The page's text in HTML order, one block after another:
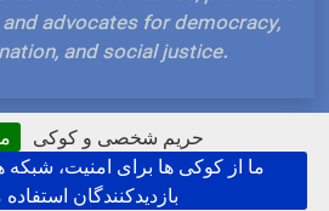
حریم شخصی و کوکی
ما از کوکی ها برای امنیت، شبکه
بازدیدکنندگان
advocates for democracy,
and social justice.
Developed by IP Plans